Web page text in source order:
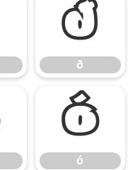
ð
ð
ó
ó